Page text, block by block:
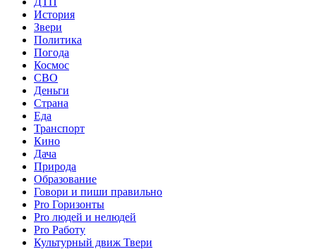
История
Звери
Политика
Погода
Космос
СВО
Деньги
Страна
Еда
Транспорт
Кино
Дача
Природа
Образование
Говори и пиши правильно
Pro Горизонты
Pro людей и нелюдей
Pro Работу
Культурный движ Твери